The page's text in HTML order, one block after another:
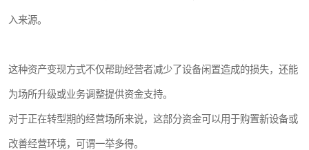
入来源。
这种资产变现方式不仅帮助经营者减少了设备闲置造成的损失，还能
为场所升级或业务调整提供资金支持。
对于正在转型期的经营场所来说，这部分资金可以用于购置新设备或
改善经营环境，可谓一举多得。